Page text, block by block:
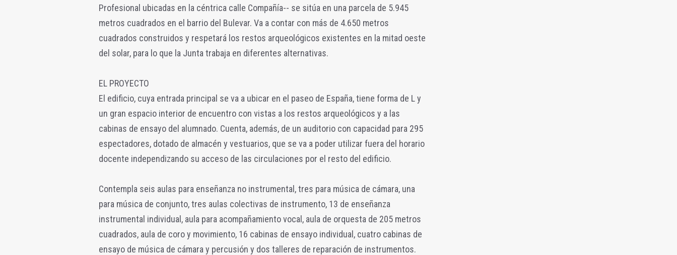
Profesional ubicadas en la céntrica calle Compañía-- se sitúa en una parcela de 5.945
metros cuadrados en el barrio del Bulevar. Va a contar con más de 4.650 metros
cuadrados construidos y respetará los restos arqueológicos existentes en la mitad oeste
del solar, para lo que la Junta trabaja en diferentes alternativas.
EL PROYECTO
El edificio, cuya entrada principal se va a ubicar en el paseo de España, tiene forma de L y
un gran espacio interior de encuentro con vistas a los restos arqueológicos y a las
cabinas de ensayo del alumnado. Cuenta, además, de un auditorio con capacidad para 295
espectadores, dotado de almacén y vestuarios, que se va a poder utilizar fuera del horario
docente independizando su acceso de las circulaciones por el resto del edificio.
Contempla seis aulas para enseñanza no instrumental, tres para música de cámara, una
para música de conjunto, tres aulas colectivas de instrumento, 13 de enseñanza
instrumental individual, aula para acompañamiento vocal, aula de orquesta de 205 metros
cuadrados, aula de coro y movimiento, 16 cabinas de ensayo individual, cuatro cabinas de
ensayo de música de cámara y percusión y dos talleres de reparación de instrumentos.